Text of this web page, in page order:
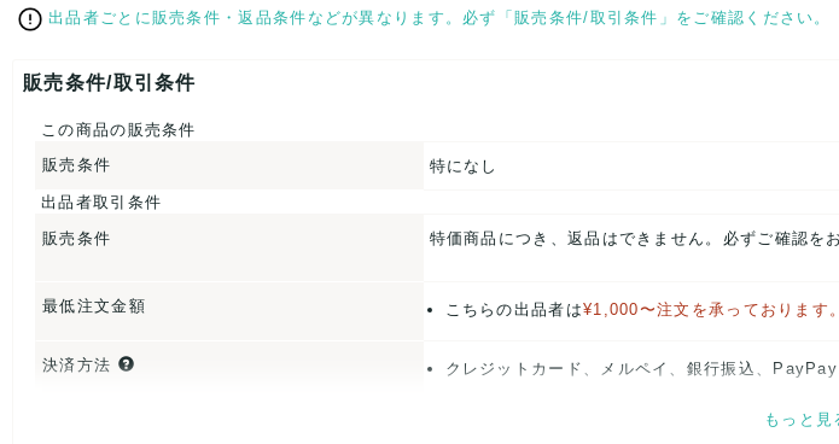
出品者ごとに販売条件・返品条件などが異なります。必ず「販売条件/取引条件」をご確認ください。
販売条件/取引条件
この商品の販売条件
販売条件
特になし
出品者取引条件
販売条件
特価商品につき、返品はできません。必ずご確認を
最低注文金額 こちらの出品者は¥1,000〜注文を承っております。
決済方法 クレジットカード、メルペイ、銀行振込、
もっと見